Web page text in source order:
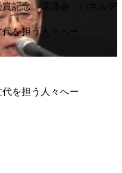
記念 講演会・パネルデ
を担う人々へー
を担う人々へー